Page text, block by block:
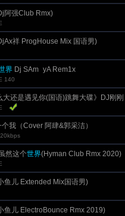
阿强Club Rmx)
祥 ProgHouse Mix 国语男)
界 Dj SAm_yA Rem1x
140
大还是遇见你(国语)跳舞大碟》DJ刚
我（Cover 阿肆&郭采洁）
然这个世界(Hyman Club Rmx 2020)
鱼儿 Extended Mix国语男)
鱼儿 ElectroBounce Rmx 2019)